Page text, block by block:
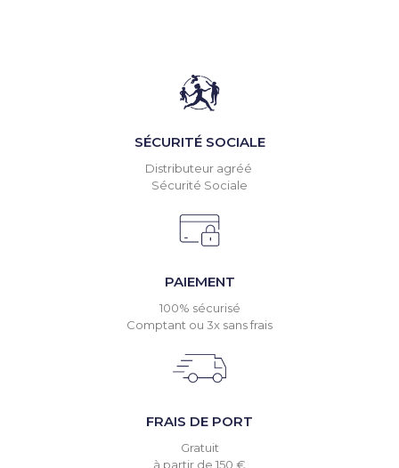
SÉCURITÉ SOCIALE
Distributeur agréé
Sécurité Sociale
PAIEMENT
100% sécurisé
Comptant ou 3x sans frais
FRAIS DE PORT
Gratuit
à partir de 150 €